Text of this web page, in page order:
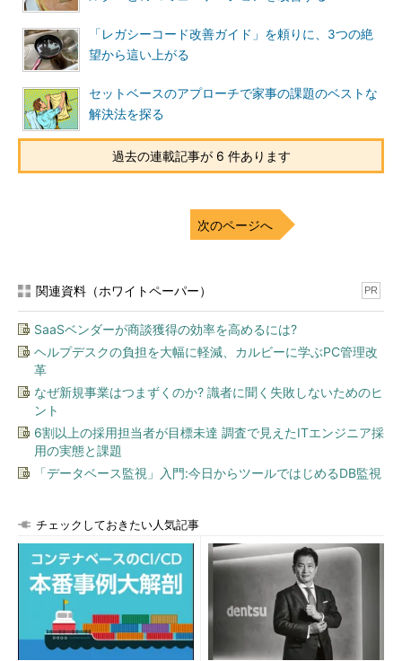
「レガシーコード改善ガイド」を頼りに、3つの絶
望から這い上がる
セットベースのアプローチで家事の課題のベストな
解決法を探る
過去の連載記事が 6 件あります
次のページへ
関連資料（ホワイトペーパー） PR
SaaSベンダーが商談獲得の効率を高めるには?
ヘルプデスクの負担を大幅に軽減、カルビーに学ぶPC管理改
革
なぜ新規事業はつまずくのか? 識者に聞く失敗しないためのヒ
ント
6割以上の採用担当者が目標未達 調査で見えたITエンジニア採
用の実態と課題
「データベース監視」入門:今日からツールではじめるDB監視
チェックしておきたい人気記事